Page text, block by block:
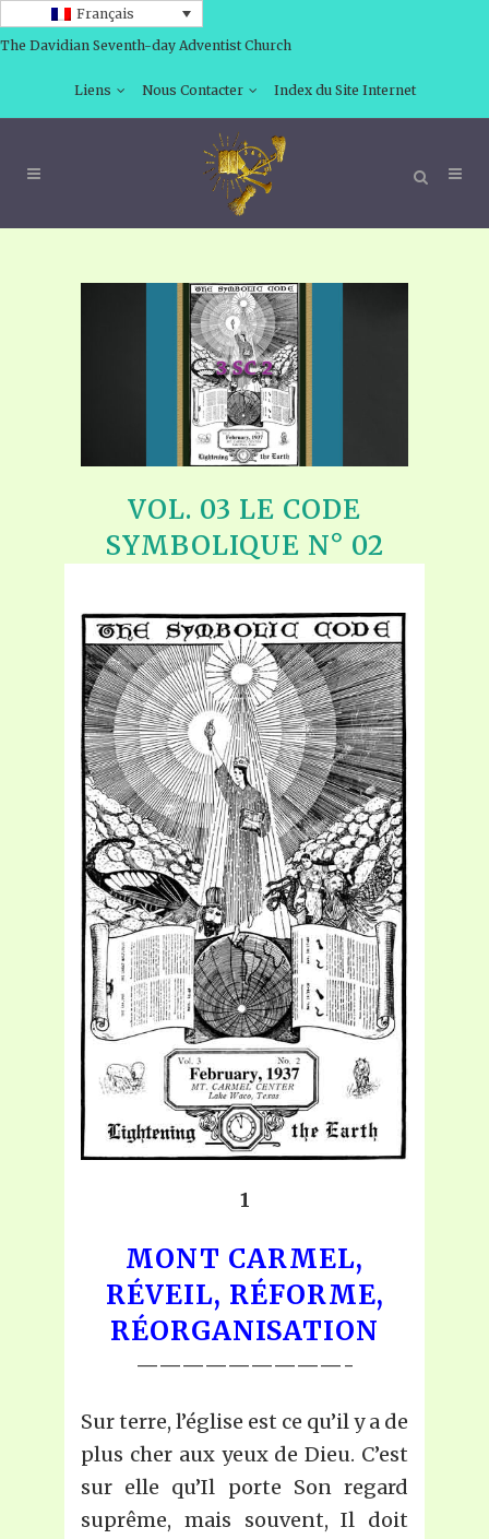
Français
The Davidian Seventh-day Adventist Church
Liens Nous Contacter Index du Site Internet
VOL. 03 LE CODE
SYMBOLIQUE N° 02
1
MONT CARMEL,
RÉVEIL, RÉFORME,
RÉORGANISATION
—————————-
Sur terre, l’église est ce qu’il y a de
plus cher aux yeux de Dieu. C’est
sur elle qu’Il porte Son regard
suprême, mais souvent, Il doit